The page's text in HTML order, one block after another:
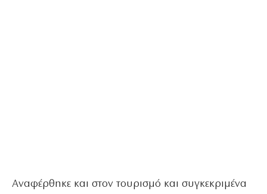
Αναφέρθηκε και στον τουρισμό και συγκεκριμένα